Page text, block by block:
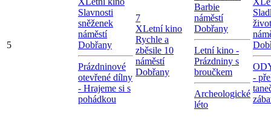
5
Slavnosti
sněženek
náměstí
Dobřany
Prázdninové
otevřené dílny
- Hrajeme si s
pohádkou
7
XLetní kino
Rychle a
zběsile 10
náměstí
Dobřany
Barbie
náměstí
Dobřany
Letní kino -
Prázdniny s
broučkem
Archeologické
léto
život
-